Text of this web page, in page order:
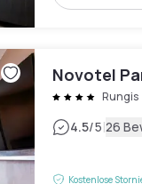
Novotel
Rungis
4.5/5|26
Kostenlose